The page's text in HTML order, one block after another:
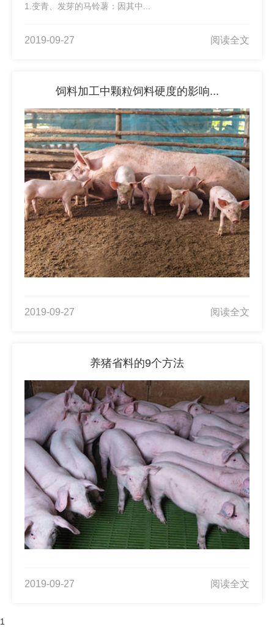
1.变青、发芽的马铃薯：因其中...
2019-09-27 阅读全文
饲料加工中颗粒饲料硬度的影响...
2019-09-27 阅读全文
养猪省料的9个方法
2019-09-27 阅读全文
1